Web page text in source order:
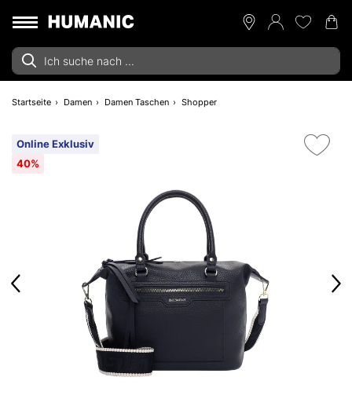
Startseite Damen Damen Taschen Shopper
Online Exklusiv
40%